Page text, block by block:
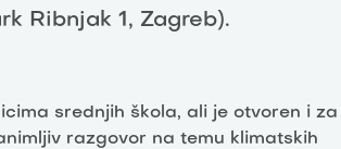
Ribnjak 1, Zagreb).
srednjih škola, ali je otvoren i za
razgovor na temu klimatskih